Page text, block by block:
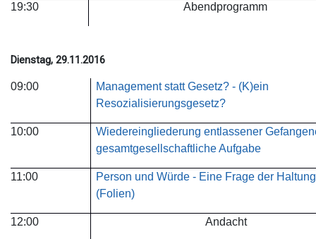
19:30 Abendprogramm
Dienstag, 29.11.2016
09:00
Management statt Gesetz? - (K)ein
Resozialisierungsgesetz?
10:00
Wiedereingliederung entlassener
gesamtgesellschaftliche Aufgabe
11:00
Person und Würde - Eine Frage der Haltung
(Folien)
12:00 Andacht